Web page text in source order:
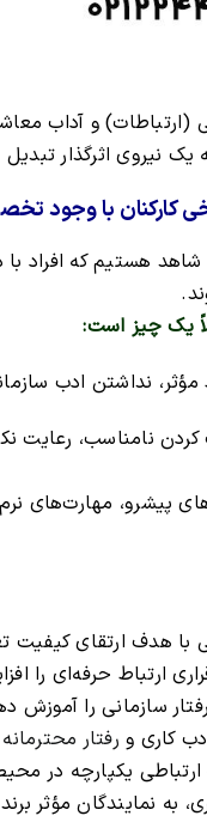
(ارتباطات) و آداب
یک نیروی اثرگذار
کارکنان با وجود
شاهد هستیم که افراد
یک چیز است:
مؤثر، نداشتن ادب
نامناسب، رعایت
پیشرو، مهارت‌های
با هدف ارتقای کیفیت
ارتباط حرفه‌ای را
سازمانی را آموزش
کاری و رفتار محترمانه
یکپارچه در
به نمایندگان مؤثر